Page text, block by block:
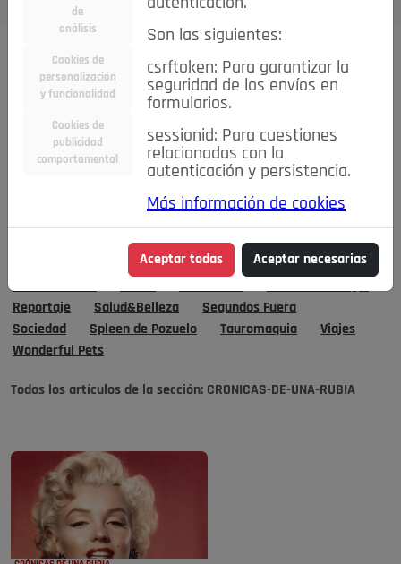
Todas las secciones..
#MemoriaHistorica Actualidad Asociaciones
Bares,
Consejos IN
Crónicas de una Rubia
Cultura
DEPORTES
De mente
Detrás de la mirada
El Mirador
Elecciones
Entrevistas Fiestas
Flamenco
La buena educación
Las Buenas
Las cosas claras
Lo que te dije
Moda&Belleza
Reportaje
Salud&Belleza
Segundos Fuera
Sociedad
Spleen de Pozuelo Tauromaquia
Viajes
Wonderful Pets
Todos los artículos de la sección: CRONICAS-DE-UNA-RUBIA
de
análisis
Cookies de
personalización
y funcionalidad
Cookies de
publicidad
comportamental
autenticación.
Son las siguientes:
csrftoken: Para garantizar la
seguridad de los envíos en
formularios.
sessionid: Para cuestiones
relacionadas con la
autenticación y persistencia.
Más información de cookies
Aceptar todas Aceptar necesarias